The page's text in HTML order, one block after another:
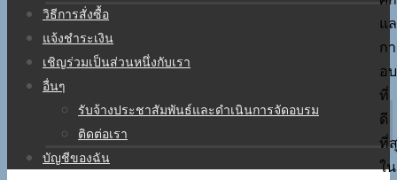
แ
ก
อ
ที่
ดี
ที่
ใน
วิธีการสั่งซื้อ
แจ้งชำระเงิน
เชิญร่วมเป็นส่วนหนึ่งกับเรา
อื่นๆ
รับจ้างประชาสัมพันธ์และดำเนินการจัดอบรม
ติดต่อเรา
บัญชีของฉัน